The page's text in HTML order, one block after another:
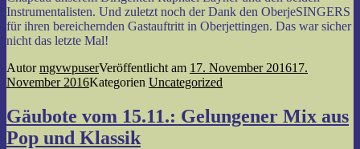
Instrumentalisten. Und zuletzt noch der Dank den OberjeSINGERS
für ihren bereichernden Gastauftritt in Oberjettingen. Das war sicher
nicht das letzte Mal!
AutormgvwpuserVeröffentlicht am 17. November 201617.
November 2016Kategorien Uncategorized
Gäubote vom 15.11.: Gelungener Mix aus
Pop und Klassik